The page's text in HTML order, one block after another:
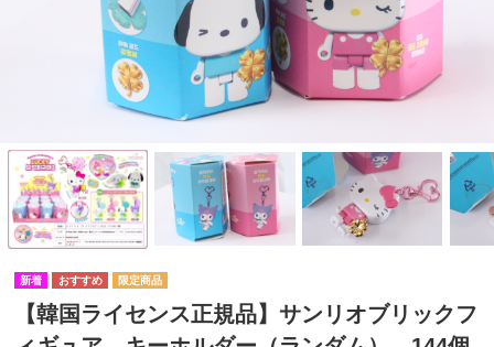
【韓国ライセンス正規品】サンリオブリックフ